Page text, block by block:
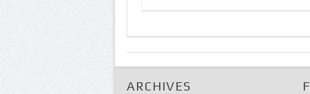
ARCHIVES